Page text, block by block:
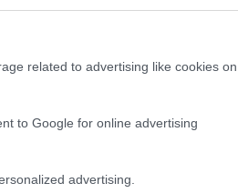
related to advertising like cookies on
to Google for online advertising
advertising.
előadók Sárik Péter Trió